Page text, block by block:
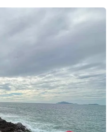
nhận cuộc gọi mạo
nổi tiếng
dân cẩn trọng trước các